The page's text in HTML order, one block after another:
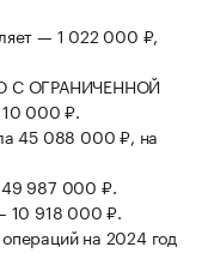
— 1 022 000 ₽,
С ОГРАНИЧЕННОЙ
000 ₽.
45 088 000 ₽, на
49 987 000 ₽.
10 918 000 ₽.
на 2024 год